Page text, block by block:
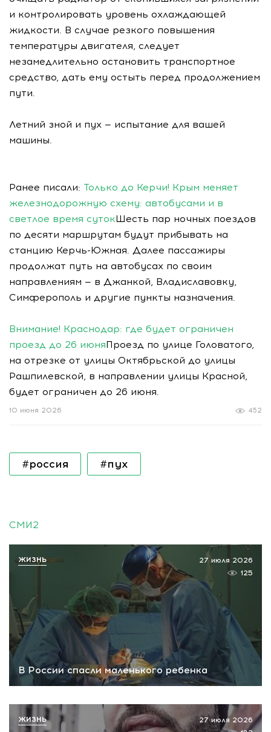
и контролировать уровень охлаждающей
жидкости. В случае резкого повышения
температуры двигателя, следует
незамедлительно остановить транспортное
средство, дать ему остыть перед продолжением
пути.
Летний зной и пух — испытание для вашей
машины.
Ранее писали: Только до Керчи! Крым меняет
железнодорожную схему: автобусами и в
светлое время сутокШесть пар ночных поездов
по десяти маршрутам будут прибывать на
станцию Керчь-Южная. Далее пассажиры
продолжат путь на автобусах по своим
направлениям — в Джанкой, Владиславовку,
Симферополь и другие пункты назначения.
Внимание! Краснодар: где будет ограничен
проезд до 26 июняПроезд по улице Головатого,
на отрезке от улицы Октябрьской до улицы
Рашпилевской, в направлении улицы Красной,
будет ограничен до 26 июня.
452
10 июня 2026
#россия #пух
СМИ2
В России спасли маленького ребенка
27 июля 2026
125
ЖИЗНЬ
27 июля 2026
ЖИЗНЬ